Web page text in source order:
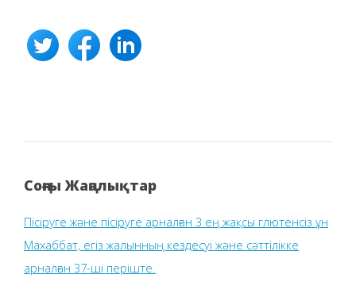
Соңғы Жаңалықтар
Пісіруге және пісіруге арналған 3 ең жақсы глютенсіз ұн
Махаббат, егіз жалынның кездесуі және сәттілікке
арналған 37-ші періште.